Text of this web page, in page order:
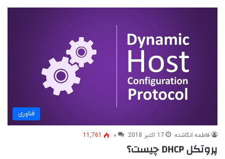
فناوری
فاطمه انگاشته 17 اکتبر 2018 ۰ 11,761
پروتکل DHCP چیست؟